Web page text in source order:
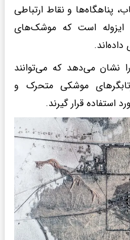
پناهگاه‌ها و نقاط ارتباطی
ایزوله است که موشک‌های
بیش از ۸۰ سکو را نشان می‌دهد که می‌توانند
موشکی متحرک و
استفاده قرار گیرند.